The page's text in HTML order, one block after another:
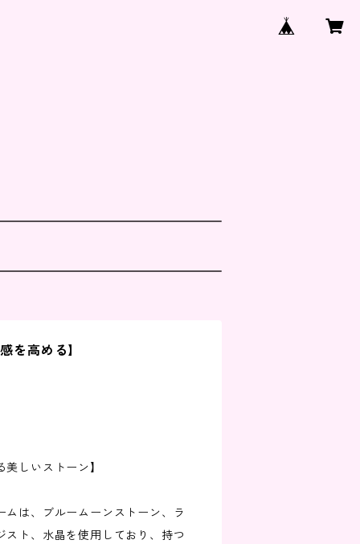
を高める】
しいストーン】
は、ブルームーンストーン、ラ
ト、水晶を使用しており、持つ